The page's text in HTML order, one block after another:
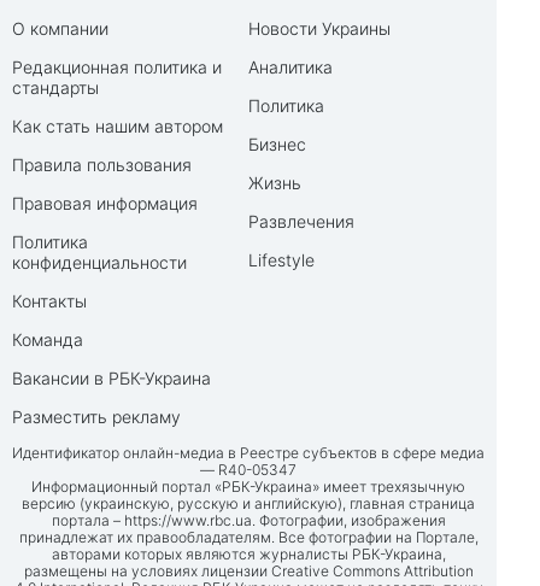
О компании
Редакционная политика и
стандарты
Как стать нашим автором
Правила пользования
Правовая информация
Политика
конфиденциальности
Контакты
Команда
Вакансии в РБК-Украина
Разместить рекламу
Новости Украины
Аналитика
Политика
Бизнес
Жизнь
Развлечения
Lifestyle
Идентификатор онлайн-медиа в Реестре субъектов в сфере медиа
— R40-05347
Информационный портал «РБК-Украина» имеет трехязычную
версию (украинскую, русскую и английскую), главная страница
портала – https://www.rbc.ua. Фотографии, изображения
принадлежат их правообладателям. Все фотографии на Портале,
авторами которых являются журналисты РБК-Украина,
размещены на условиях лицензии Creative Commons Attribution